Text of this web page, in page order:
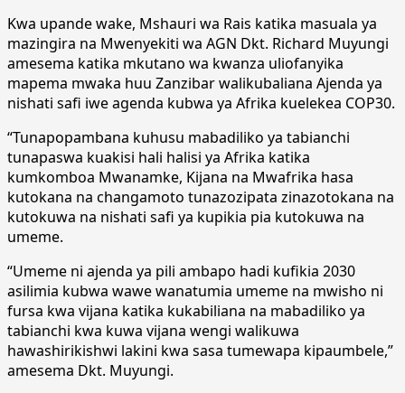
Kwa upande wake, Mshauri wa Rais katika masuala ya
mazingira na Mwenyekiti wa AGN Dkt. Richard Muyungi
amesema katika mkutano wa kwanza uliofanyika
mapema mwaka huu Zanzibar walikubaliana Ajenda ya
nishati safi iwe agenda kubwa ya Afrika kuelekea COP30.
“Tunapopambana kuhusu mabadiliko ya tabianchi
tunapaswa kuakisi hali halisi ya Afrika katika
kumkomboa Mwanamke, Kijana na Mwafrika hasa
kutokana na changamoto tunazozipata zinazotokana na
kutokuwa na nishati safi ya kupikia pia kutokuwa na
umeme.
“Umeme ni ajenda ya pili ambapo hadi kufikia 2030
asilimia kubwa wawe wanatumia umeme na mwisho ni
fursa kwa vijana katika kukabiliana na mabadiliko ya
tabianchi kwa kuwa vijana wengi walikuwa
hawashirikishwi lakini kwa sasa tumewapa kipaumbele,”
amesema Dkt. Muyungi.